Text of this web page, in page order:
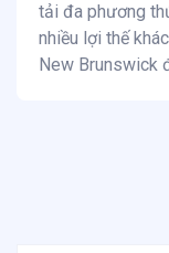
tải đa phương
nhiều lợi thế
New Brunswick